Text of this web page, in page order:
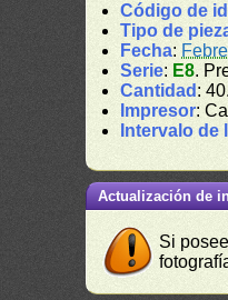
Código de
Tipo de
Fecha:
Serie: E8.
Cantidad :
Impresor:
Intervalo de
Actualización de
Si